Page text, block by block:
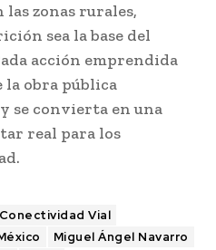
zonas rurales,
sea la base del
acción emprendida
obra pública
se convierta en una
real para los
Conectividad Vial
Miguel Ángel Navarro